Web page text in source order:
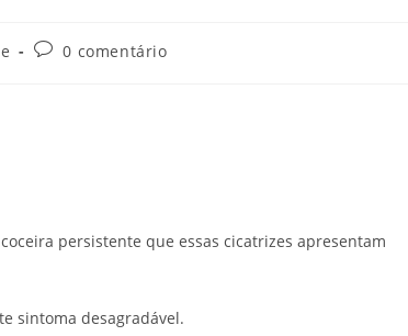
Comentários
0 comentário
persistente que essas cicatrizes apresentam
sintoma desagradável.